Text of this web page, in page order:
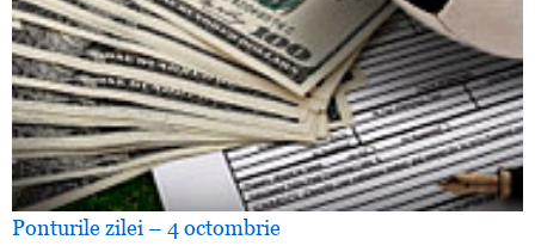
Ponturile zilei – 4 octombrie